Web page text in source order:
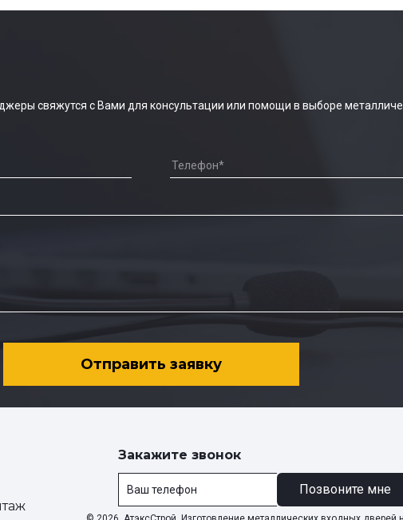
свяжутся с Вами для консультации или помощи в выборе
Отправить заявку
Закажите звонок
Позвоните мне